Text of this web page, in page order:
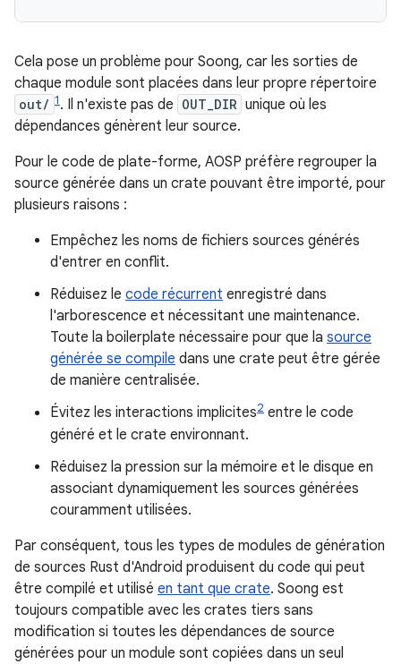
Cela pose un problème pour Soong, car les sorties de
chaque module sont placées dans leur propre répertoire
out/ 1. Il n'existe pas de OUT_DIR unique où les
dépendances génèrent leur source.
Pour le code de plate-forme, AOSP préfère regrouper la
source générée dans un crate pouvant être importé, pour
plusieurs raisons :
Empêchez les noms de fichiers sources générés
d'entrer en conflit.
Réduisez le code récurrent enregistré dans
l'arborescence et nécessitant une maintenance.
Toute la boilerplate nécessaire pour que la source
générée se compile dans une crate peut être gérée
de manière centralisée.
Évitez les interactions implicites2 entre le code
généré et le crate environnant.
Réduisez la pression sur la mémoire et le disque en
associant dynamiquement les sources générées
couramment utilisées.
Par conséquent, tous les types de modules de génération
de sources Rust d'Android produisent du code qui peut
être compilé et utilisé en tant que crate. Soong est
toujours compatible avec les crates tiers sans
modification si toutes les dépendances de source
générées pour un module sont copiées dans un seul